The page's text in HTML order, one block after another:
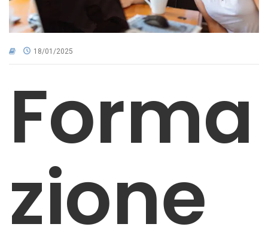
18/01/2025
Forma
zione